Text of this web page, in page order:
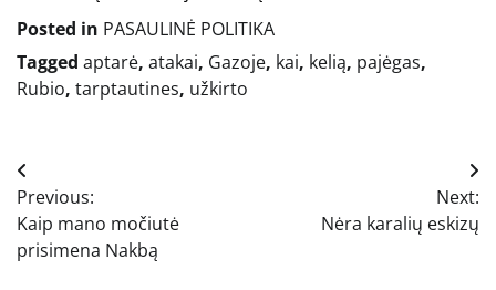
Posted in PASAULINĖ POLITIKA
Tagged aptarė, atakai, Gazoje, kai, kelią, pajėgas,
Rubio, tarptautines, užkirto
Navigacija
tarp
įrašų
Previous:
Kaip mano močiutė
prisimena Nakbą
Next:
Nėra karalių eskizų